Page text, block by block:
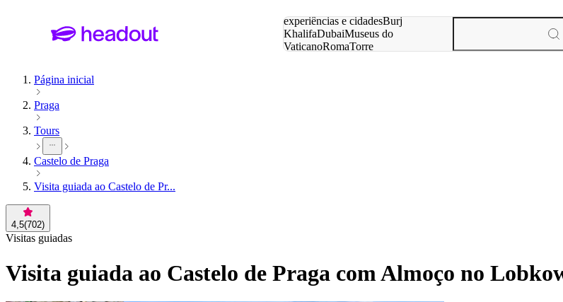
experiências e cidadesBurj
KhalifaDubaiMuseus do
VaticanoRomaTorre
Página inicial
Praga
Tours
Castelo de Praga
Visita guiada ao Castelo de Pr...
4,5(702)
Visitas guiadas
Visita guiada ao Castelo de Praga com Almoço no